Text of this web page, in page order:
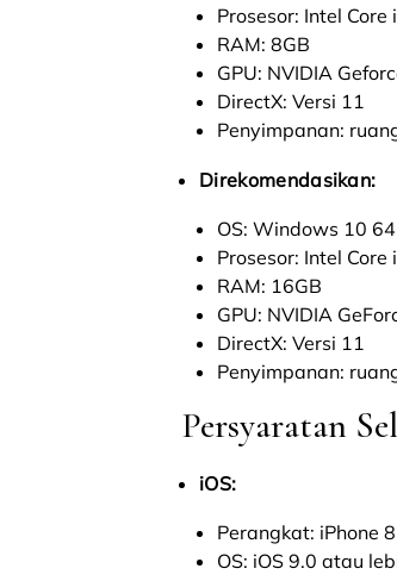
Prosesor: Intel Core
RAM: 8GB
GPU: NVIDIA
DirectX: Versi 11
Penyimpanan:
Direkomendasikan:
OS: Windows 10
Prosesor: Intel Core
RAM: 16GB
GPU: NVIDIA
DirectX: Versi 11
Penyimpanan:
Persyaratan
iOS:
Perangkat: iPhone
OS: iOS 9.0 atau